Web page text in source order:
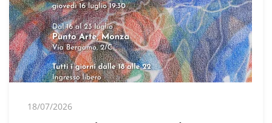
18/07/2026